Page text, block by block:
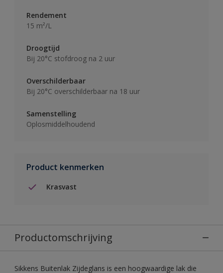
Rendement
15 m²/L
Droogtijd
Bij 20°C stofdroog na 2 uur
Overschilderbaar
Bij 20°C overschilderbaar na 18 uur
Samenstelling
Oplosmiddelhoudend
Product kenmerken
Krasvast
Productomschrijving
Sikkens Buitenlak Zijdeglans is een hoogwaardige lak die